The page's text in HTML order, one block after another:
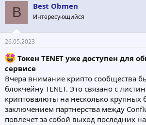
B Best Obmen
Интересующийся
26.05.2023
Токен TENET уже доступен для
сервисе
Вчера внимание крипто сообщества
блокчейну TENET. Это связано с
криптовалюты на несколько крупных
заключением партнерства между
повлечет за собой выход последних